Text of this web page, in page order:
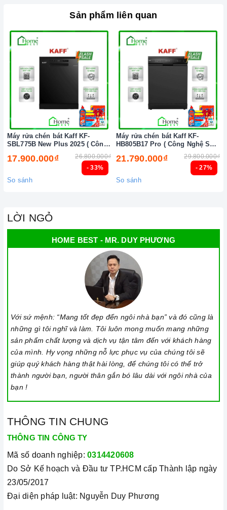
Sản phẩm liên quan
- 33%
Máy rửa chén bát Kaff KF-
SBL775B New Plus 2025 ( Công
17.900.000₫ 26.800.000₫
So sánh
- 27%
Máy rửa chén bát Kaff KF-
HB805B17 Pro ( Công Nghệ Sấy
21.790.000₫ 29.800.000₫
So sánh
LỜI NGỎ
HOME BEST - MR. DUY PHƯƠNG
Với sứ mệnh: “Mang tốt đẹp đến ngôi nhà bạn” và đó cũng là
những gì tôi nghĩ và làm. Tôi luôn mong muốn mang những
sản phẩm chất lượng và dịch vụ tận tâm đến với khách hàng
của mình. Hy vọng những nỗ lực phục vụ của chúng tôi sẽ
giúp quý khách hàng thật hài lòng, để chúng tôi có thể trở
thành người bạn, người thân gắn bó lâu dài với ngôi nhà của
bạn !
THÔNG TIN CHUNG
THÔNG TIN CÔNG TY
Mã số doanh nghiệp: 0314420608
Do Sở Kế hoạch và Đầu tư TP.HCM cấp Thành lập ngày
23/05/2017
Đại diện pháp luật: Nguyễn Duy Phương